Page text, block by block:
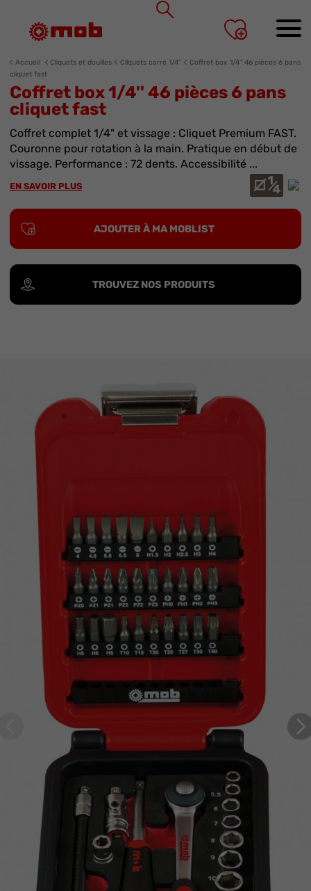
Accueil Cliquets et douilles Cliquets carré 1/4”
Coffret box 1/4'' 46 pièces 6 pans
cliquet fast
Coffret box 1/4'' 46 pièces 6 pans
cliquet fast
Coffret complet 1/4" et vissage : Cliquet Premium FAST.
Couronne pour rotation à la main. Pratique en début de
vissage. Performance : 72 dents. Accessibilité ...
EN SAVOIR PLUS
AJOUTER À MA MOBLIST
TROUVEZ NOS PRODUITS